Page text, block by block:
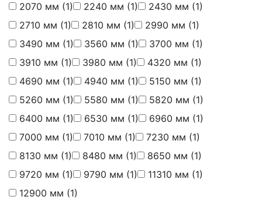
2070 мм (1) 2240 мм (1) 2430 мм (1)
2710 мм (1) 2810 мм (1) 2990 мм (1)
3490 мм (1) 3560 мм (1) 3700 мм (1)
3910 мм (1) 3980 мм (1) 4320 мм (1)
4690 мм (1) 4940 мм (1) 5150 мм (1)
5260 мм (1) 5580 мм (1) 5820 мм (1)
6400 мм (1) 6530 мм (1) 6960 мм (1)
7000 мм (1) 7010 мм (1) 7230 мм (1)
8130 мм (1) 8480 мм (1) 8650 мм (1)
9720 мм (1) 9790 мм (1) 11310 мм (1)
12900 мм (1)